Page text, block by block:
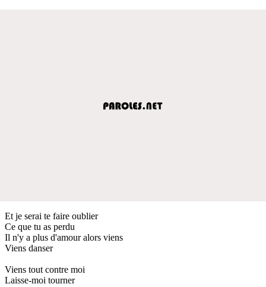
Et je serai te faire oublier
Ce que tu as perdu
Il n'y a plus d'amour alors viens
Viens danser
Viens tout contre moi
Laisse-moi tourner